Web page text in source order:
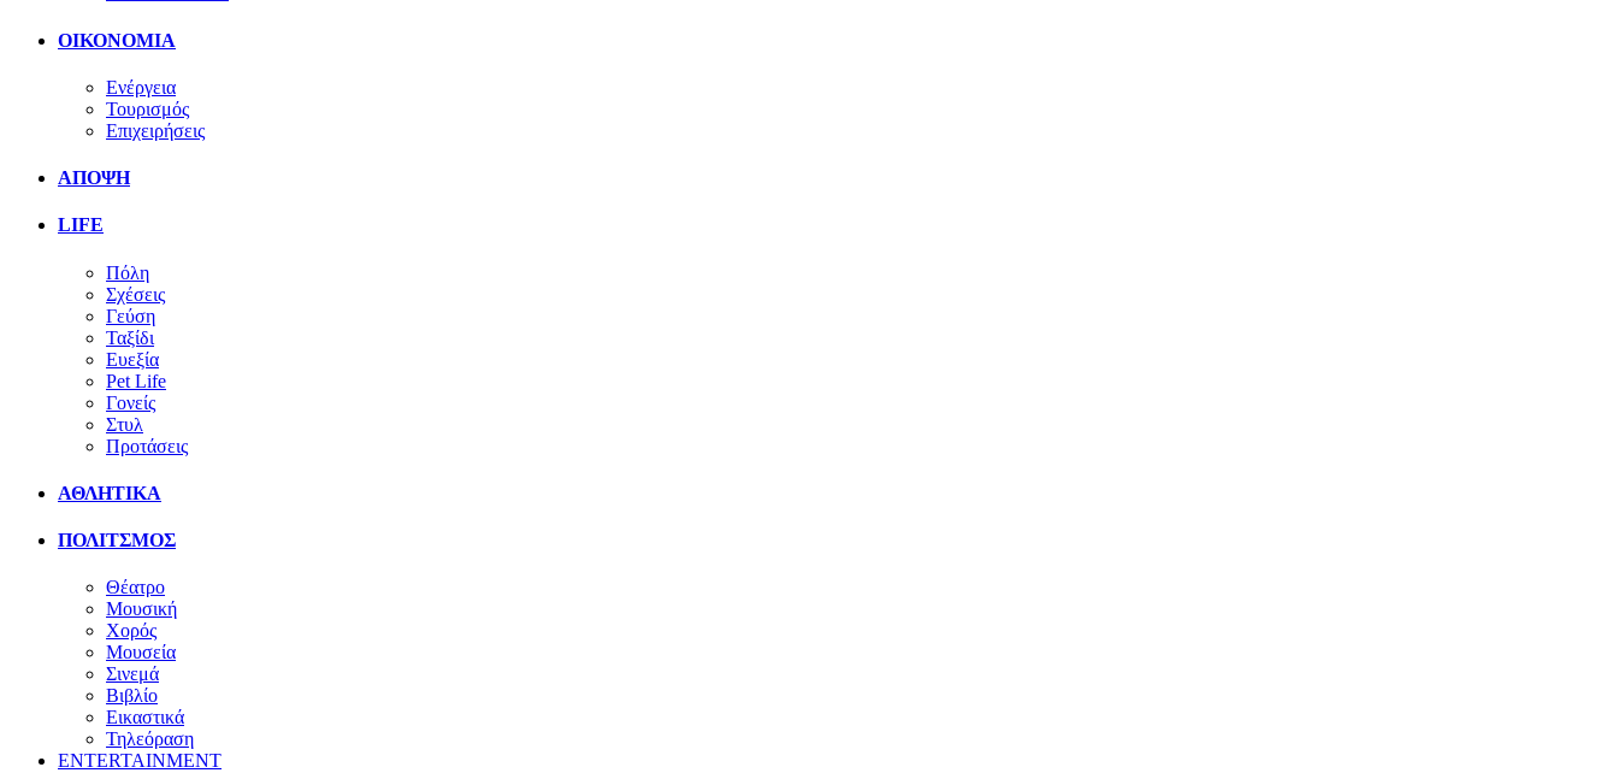
ΟΙΚΟΝΟΜΙΑ
Ενέργεια
Τουρισμός
Επιχειρήσεις
ΑΠΟΨΗ
LIFE
Πόλη
Σχέσεις
Γεύση
Ταξίδι
Ευεξία
Pet Life
Γονείς
Στυλ
Προτάσεις
ΑΘΛΗΤΙΚΑ
ΠΟΛΙΤΣΜΟΣ
Θέατρο
Μουσική
Χορός
Μουσεία
Σινεμά
Βιβλίο
Εικαστικά
Τηλεόραση
ENTERTAINMENT